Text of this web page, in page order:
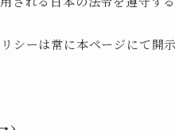
シーは常に本ページにて開示